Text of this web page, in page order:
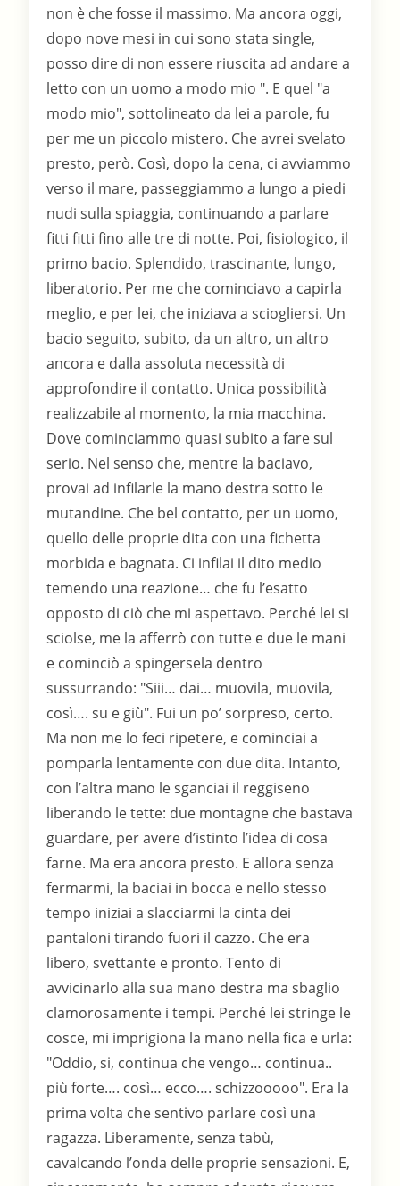
non è che fosse il massimo. Ma ancora oggi,
dopo nove mesi in cui sono stata single,
posso dire di non essere riuscita ad andare a
letto con un uomo a modo mio ". E quel "a
modo mio", sottolineato da lei a parole, fu
per me un piccolo mistero. Che avrei svelato
presto, però. Così, dopo la cena, ci avviammo
verso il mare, passeggiammo a lungo a piedi
nudi sulla spiaggia, continuando a parlare
fitti fitti fino alle tre di notte. Poi, fisiologico, il
primo bacio. Splendido, trascinante, lungo,
liberatorio. Per me che cominciavo a capirla
meglio, e per lei, che iniziava a sciogliersi. Un
bacio seguito, subito, da un altro, un altro
ancora e dalla assoluta necessità di
approfondire il contatto. Unica possibilità
realizzabile al momento, la mia macchina.
Dove cominciammo quasi subito a fare sul
serio. Nel senso che, mentre la baciavo,
provai ad infilarle la mano destra sotto le
mutandine. Che bel contatto, per un uomo,
quello delle proprie dita con una fichetta
morbida e bagnata. Ci infilai il dito medio
temendo una reazione… che fu l’esatto
opposto di ciò che mi aspettavo. Perché lei si
sciolse, me la afferrò con tutte e due le mani
e cominciò a spingersela dentro
sussurrando: "Siii… dai… muovila, muovila,
così…. su e giù". Fui un po’ sorpreso, certo.
Ma non me lo feci ripetere, e cominciai a
pomparla lentamente con due dita. Intanto,
con l’altra mano le sganciai il reggiseno
liberando le tette: due montagne che bastava
guardare, per avere d’istinto l’idea di cosa
farne. Ma era ancora presto. E allora senza
fermarmi, la baciai in bocca e nello stesso
tempo iniziai a slacciarmi la cinta dei
pantaloni tirando fuori il cazzo. Che era
libero, svettante e pronto. Tento di
avvicinarlo alla sua mano destra ma sbaglio
clamorosamente i tempi. Perché lei stringe le
cosce, mi imprigiona la mano nella fica e urla:
"Oddio, si, continua che vengo… continua..
più forte…. così… ecco…. schizzooooo". Era la
prima volta che sentivo parlare così una
ragazza. Liberamente, senza tabù,
cavalcando l’onda delle proprie sensazioni. E,